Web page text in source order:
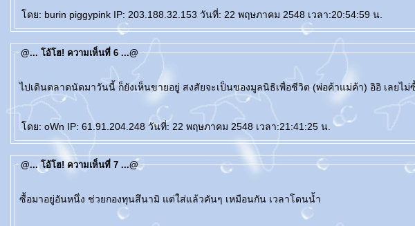
ดย: burin piggypink IP: 203.188.32.153 วันที่: 22 พฤษภาคม 2548 เวลา:20:54:59 น.
@... โอ้โฮ! ความเห็นที่ 6 ...@
ไปเดินตลาดนัดมาวันนี้ ก็ยังเห็นขายอยู่ สงสัยจะเป็นของมูลนิธิเพื่อชีวิต (พ่อค้าแม่ค้า) อิอิ เลยไม่
ดย: oWn IP: 61.91.204.248 วันที่: 22 พฤษภาคม 2548 เวลา:21:41:25 น.
@... โอ้โฮ! ความเห็นที่ 7 ...@
ซื้อมาอยู่อันหนึ่ง ช่วยกองทุนสึนามิ แต่ใส่แล้วคันๆ เหมือนกัน เวลาโดนน้ำ